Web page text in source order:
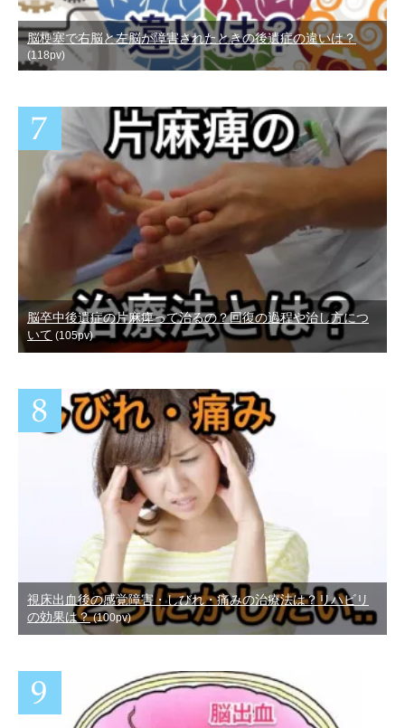
脳梗塞で右脳と左脳が障害されたときの後遺症の違いは？
(118pv)
脳卒中後遺症の片麻痺って治るの？回復の過程や治し方につ
いて (105pv)
視床出血後の感覚障害・しびれ・痛みの治療法は？リハビリ
の効果は？(100pv)